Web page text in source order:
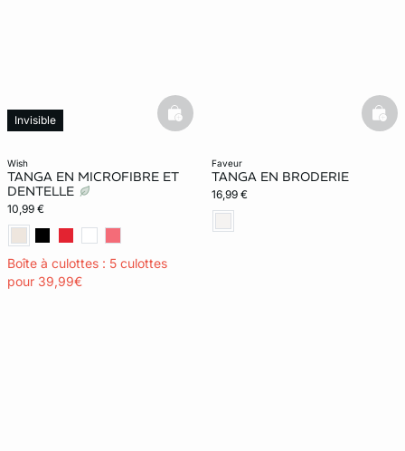
wish
TANGA EN MICROFIBRE ET
DENTELLE
10,99 €
Boîte à culottes : 5 culottes
pour 39,99€
Invisible basketfull
faveur
TANGA EN BRODERIE
16,99 €